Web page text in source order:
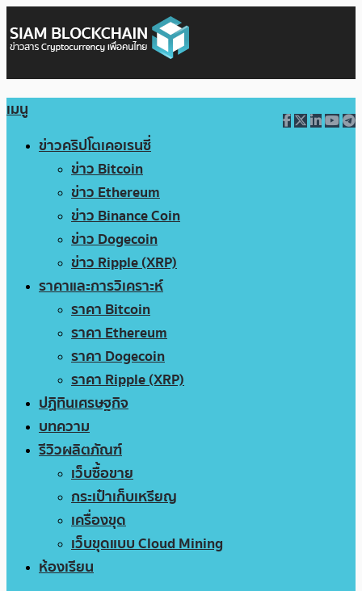
เมนู
ข่าวคริปโตเคอเรนซี่
ข่าว Bitcoin
ข่าว Ethereum
ข่าว Binance Coin
ข่าว Dogecoin
ข่าว Ripple (XRP)
ราคาและการวิเคราะห์
ราคา Bitcoin
ราคา Ethereum
ราคา Dogecoin
ราคา Ripple (XRP)
ปฏิทินเศรษฐกิจ
บทความ
รีวิวผลิตภัณฑ์
เว็บซื้อขาย
กระเป๋าเก็บเหรียญ
เครื่องขุด
เว็บขุดแบบ Cloud Mining
ห้องเรียน